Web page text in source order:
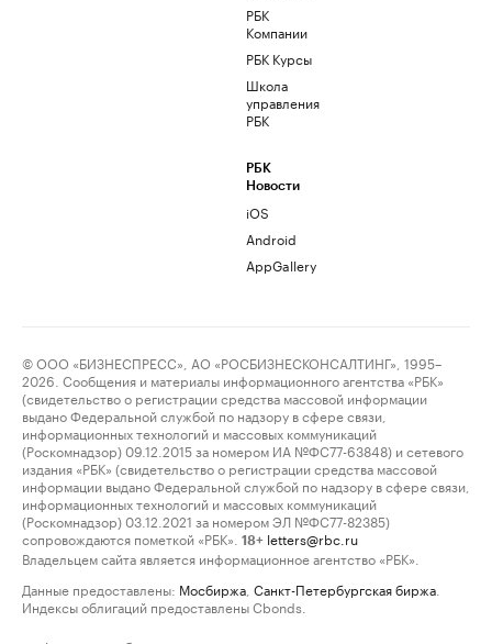
РБК
Компании
РБК Курсы
Школа
управления
РБК
РБК
Новости
iOS
Android
AppGallery
© ООО «БИЗНЕСПРЕСС», АО «РОСБИЗНЕСКОНСАЛТИНГ», 1995–
2026. Сообщения и материалы информационного агентства «РБК»
(свидетельство о регистрации средства массовой информации
выдано Федеральной службой по надзору в сфере связи,
информационных технологий и массовых коммуникаций
(Роскомнадзор) 09.12.2015 за номером ИА №ФС77-63848) и сетевого
издания «РБК» (свидетельство о регистрации средства массовой
информации выдано Федеральной службой по надзору в сфере связи,
информационных технологий и массовых коммуникаций
(Роскомнадзор) 03.12.2021 за номером ЭЛ №ФС77-82385)
сопровождаются пометкой «РБК».
18+ letters@rbc.ru
Владельцем сайта является информационное агентство «РБК».
Данные предоставлены: Мосбиржа Санкт-Петербургская биржа
Индексы облигаций предоставлены Cbonds.